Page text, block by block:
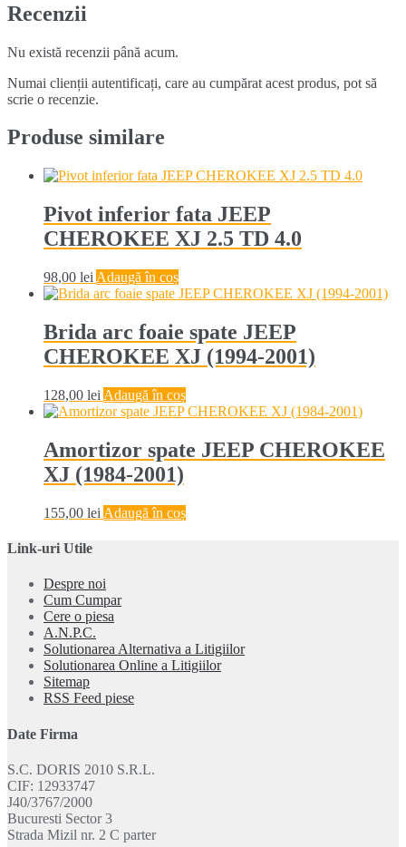
Recenzii
Nu există recenzii până acum.
Numai clienții autentificați, care au cumpărat acest produs, pot să
scrie o recenzie.
Produse similare
Pivot inferior fata JEEP
CHEROKEE XJ 2.5 TD 4.0
98,00 lei Adaugă în coș
Brida arc foaie spate JEEP
CHEROKEE XJ (1994-2001)
128,00 lei Adaugă în coș
Amortizor spate JEEP CHEROKEE
XJ (1984-2001)
155,00 lei Adaugă în coș
Link-uri Utile
Despre noi
Cum Cumpar
Cere o piesa
A.N.P.C.
Solutionarea Alternativa a Litigiilor
Solutionarea Online a Litigiilor
Sitemap
RSS Feed piese
Date Firma
S.C. DORIS 2010 S.R.L.
CIF: 12933747
J40/3767/2000
Bucuresti Sector 3
Strada Mizil nr. 2 C parter